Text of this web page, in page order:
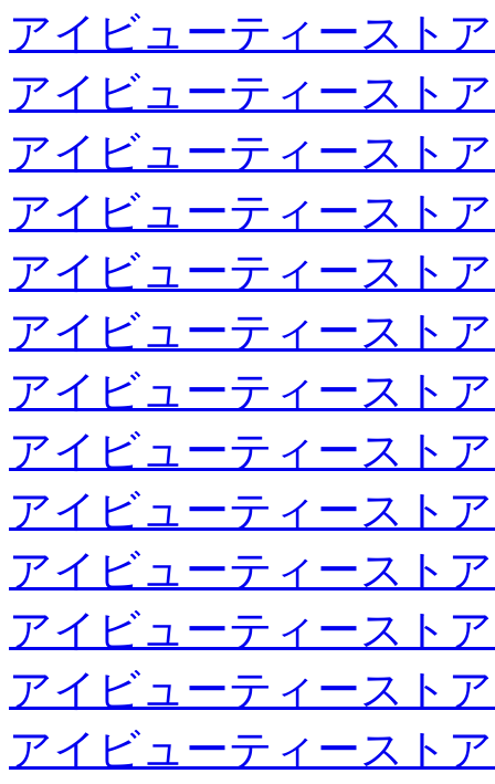
アイビューティースト
アイビューティースト
アイビューティースト
アイビューティースト
アイビューティースト
アイビューティースト
アイビューティースト
アイビューティースト
アイビューティースト
アイビューティースト
アイビューティースト
アイビューティースト
アイビューティースト